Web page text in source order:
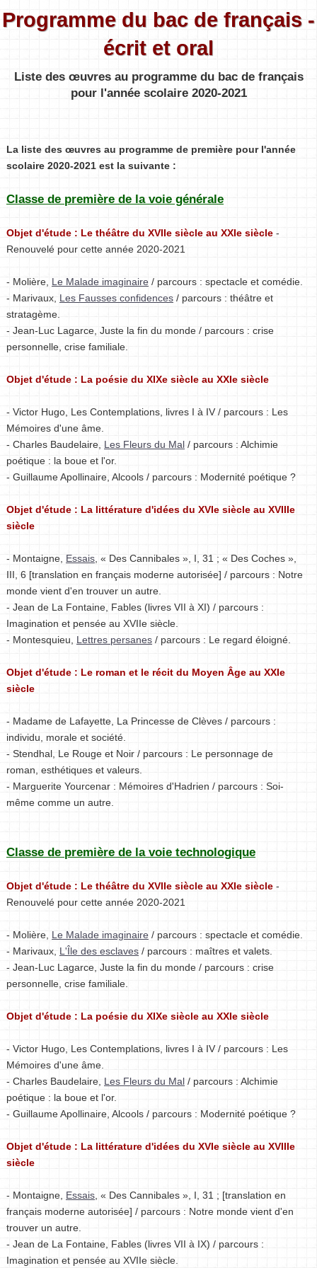
Programme du bac de français -
écrit et oral
Liste des œuvres au programme du bac de français
pour l'année scolaire 2020-2021
La liste des œuvres au programme de première pour l'année
scolaire 2020-2021 est la suivante :
Classe de première de la voie générale
Objet d'étude : Le théâtre du XVIIe siècle au XXIe siècle -
Renouvelé pour cette année 2020-2021
- Molière, Le Malade imaginaire / parcours : spectacle et comédie.
- Marivaux, Les Fausses confidences / parcours : théâtre et
stratagème.
- Jean-Luc Lagarce, Juste la fin du monde / parcours : crise
personnelle, crise familiale.
Objet d'étude : La poésie du XIXe siècle au XXIe siècle
- Victor Hugo, Les Contemplations, livres I à IV / parcours : Les
Mémoires d'une âme.
- Charles Baudelaire, Les Fleurs du Mal / parcours : Alchimie
poétique : la boue et l'or.
- Guillaume Apollinaire, Alcools / parcours : Modernité poétique ?
Objet d'étude : La littérature d'idées du XVIe siècle au XVIIIe
siècle
- Montaigne, Essais , « Des Cannibales », I, 31 ; « Des Coches »,
III, 6 [translation en français moderne autorisée] / parcours : Notre
monde vient d'en trouver un autre.
- Jean de La Fontaine, Fables (livres VII à XI) / parcours :
Imagination et pensée au XVIIe siècle.
- Montesquieu, Lettres persanes / parcours : Le regard éloigné.
Objet d'étude : Le roman et le récit du Moyen Âge au XXIe
siècle
- Madame de Lafayette, La Princesse de Clèves / parcours :
individu, morale et société.
- Stendhal, Le Rouge et Noir / parcours : Le personnage de
roman, esthétiques et valeurs.
- Marguerite Yourcenar : Mémoires d'Hadrien / parcours : Soi-
même comme un autre.
Classe de première de la voie technologique
Objet d'étude : Le théâtre du XVIIe siècle au XXIe siècle -
Renouvelé pour cette année 2020-2021
- Molière, Le Malade imaginaire / parcours : spectacle et comédie.
- Marivaux, L'Île des esclaves / parcours : maîtres et valets.
- Jean-Luc Lagarce, Juste la fin du monde / parcours : crise
personnelle, crise familiale.
Objet d'étude : La poésie du XIXe siècle au XXIe siècle
- Victor Hugo, Les Contemplations, livres I à IV / parcours : Les
Mémoires d'une âme.
- Charles Baudelaire, Les Fleurs du Mal / parcours : Alchimie
poétique : la boue et l'or.
- Guillaume Apollinaire, Alcools / parcours : Modernité poétique ?
Objet d'étude : La littérature d'idées du XVIe siècle au XVIIIe
siècle
- Montaigne, Essais , « Des Cannibales », I, 31 ; [translation en
français moderne autorisée] / parcours : Notre monde vient d'en
trouver un autre.
- Jean de La Fontaine, Fables (livres VII à IX) / parcours :
Imagination et pensée au XVIIe siècle.